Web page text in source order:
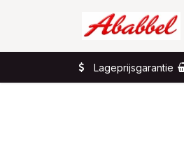
Lageprijsgarantie